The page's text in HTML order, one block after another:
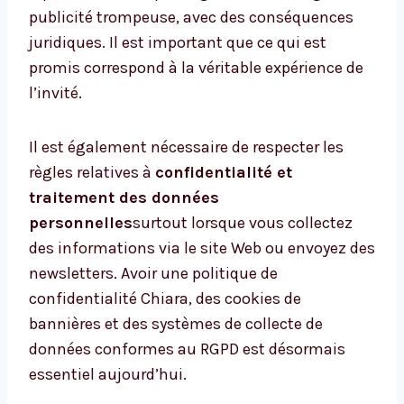
publicité trompeuse, avec des conséquences
juridiques. Il est important que ce qui est
promis correspond à la véritable expérience de
l’invité.
Il est également nécessaire de respecter les
règles relatives à confidentialité et
traitement des données
personnellessurtout lorsque vous collectez
des informations via le site Web ou envoyez des
newsletters. Avoir une politique de
confidentialité Chiara, des cookies de
bannières et des systèmes de collecte de
données conformes au RGPD est désormais
essentiel aujourd’hui.